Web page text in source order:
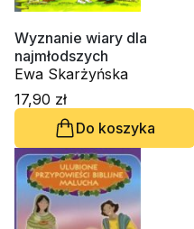
Wyznanie wiary dla
najmłodszych
Ewa Skarżyńska
17,90 zł
Do koszyka